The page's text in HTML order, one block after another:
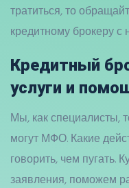
тратиться, то
кредитному брокеру
Кредитный
услуги и
Мы, как специалисты,
могут МФО. Какие
говорить, чем пугать.
заявления, поможем